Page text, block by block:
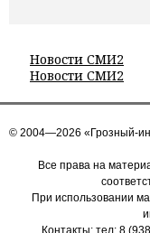
Новости СМИ2
Новости СМИ2
© 2004—2026 «Грозный-
Все права на
При использовании